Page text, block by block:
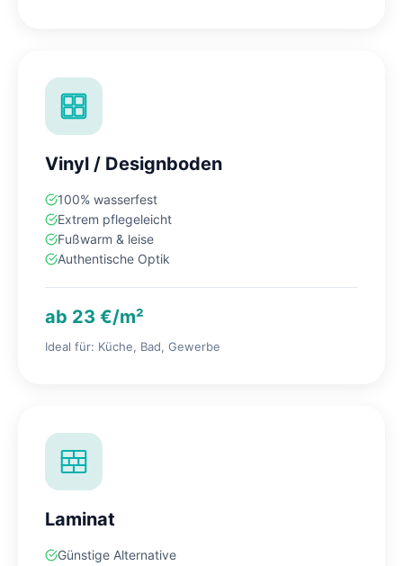
Vinyl / Designboden
100% wasserfest
Extrem pflegeleicht
Fußwarm & leise
Authentische Optik
ab 23 €/m²
Ideal für: Küche, Bad, Gewerbe
Laminat
Günstige Alternative